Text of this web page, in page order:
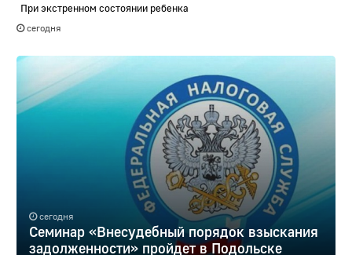
При экстренном состоянии ребенка
сегодня
сегодня
Семинар «Внесудебный порядок взыскания
задолженности» пройдет в Подольске